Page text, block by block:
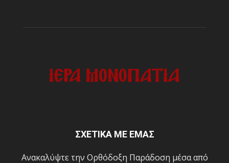
ΣΧΕΤΙΚΑ ΜΕ ΕΜΑΣ
Ανακαλύψτε την Ορθόδοξη Παράδοση μέσα από